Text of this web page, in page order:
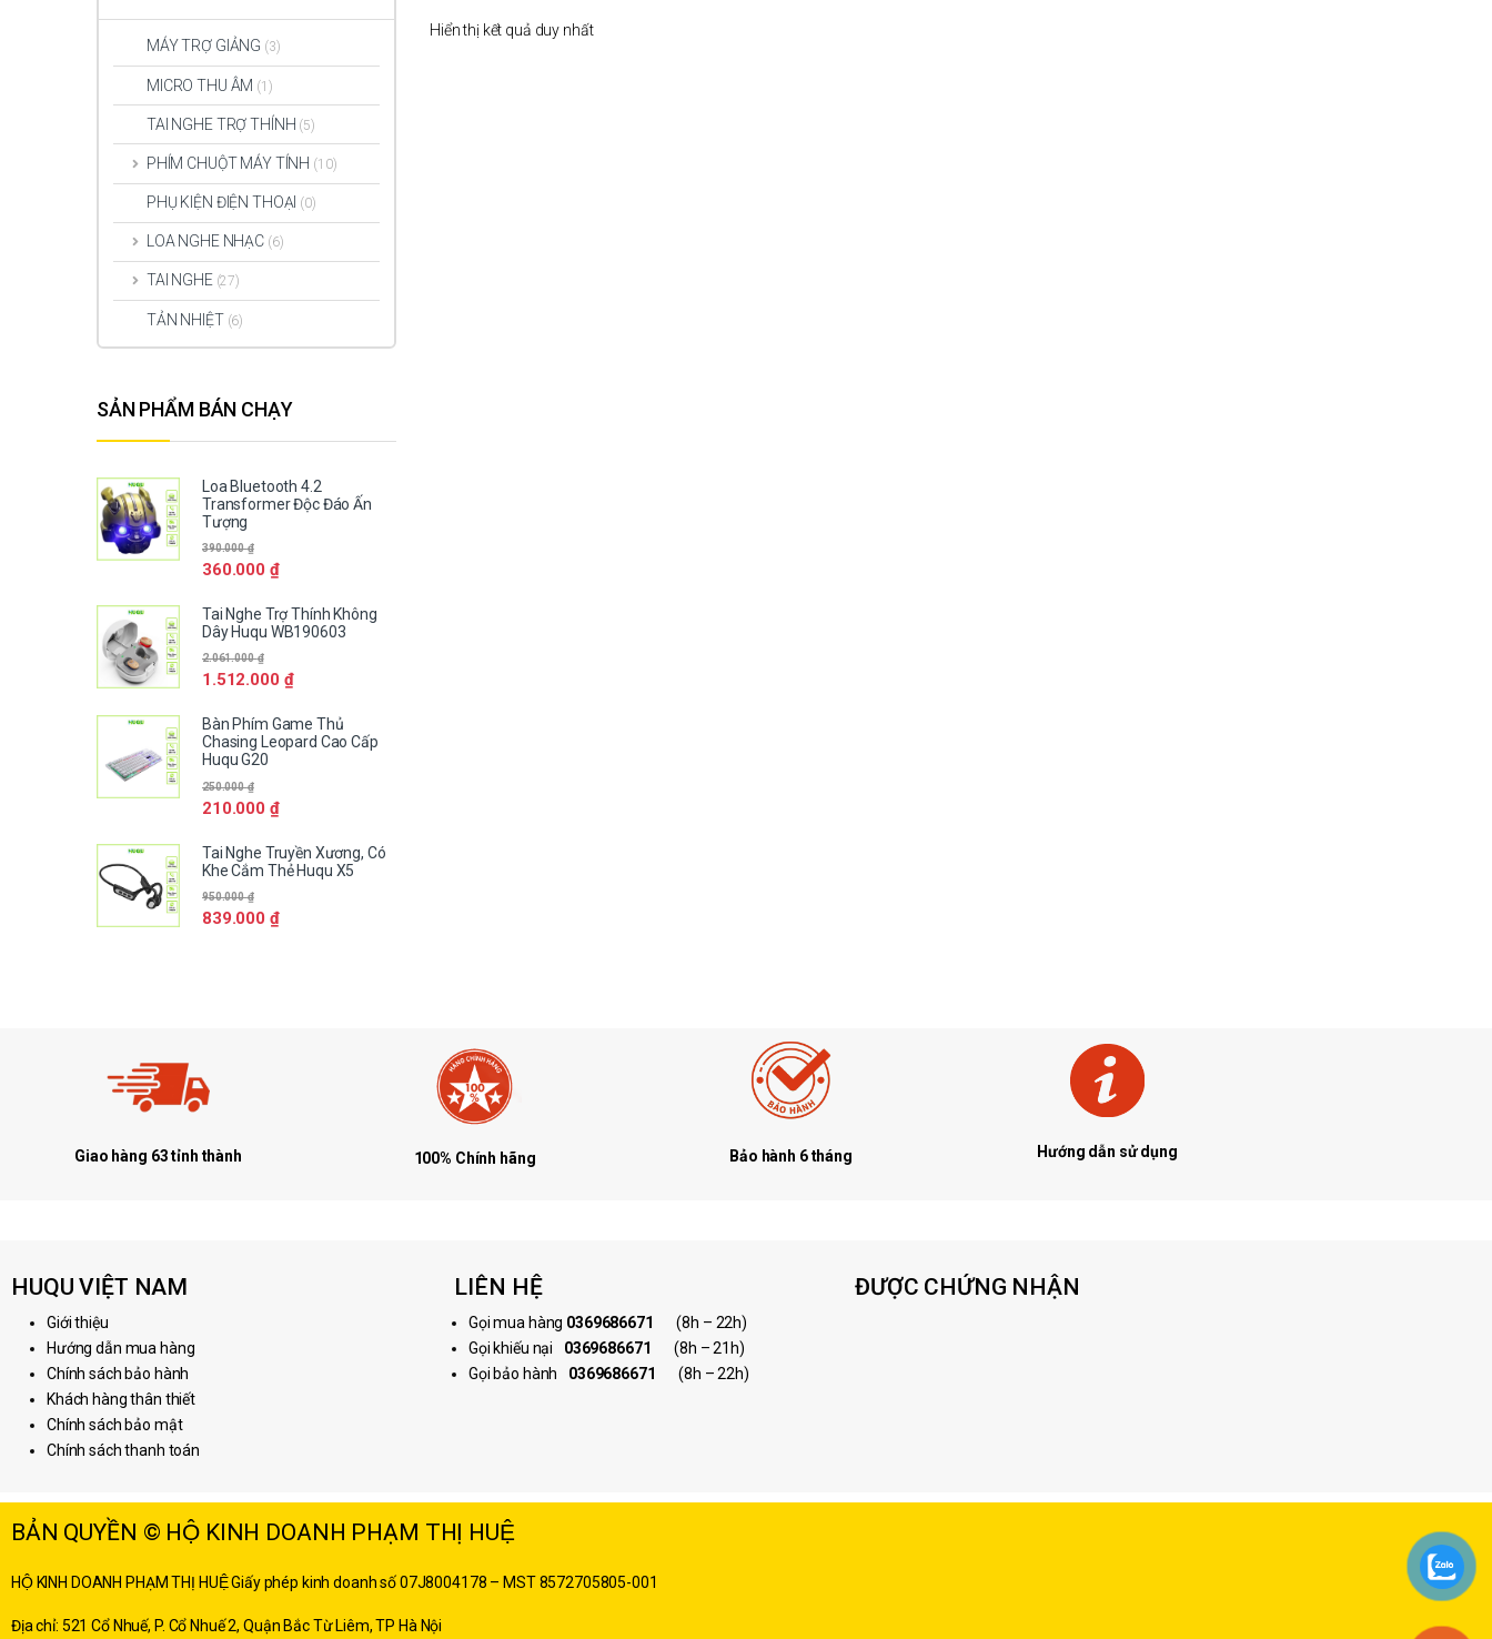
Hiển thị kết quả duy nhất
MÁY TRỢ GIẢNG (3)
MICRO THU ÂM (1)
TAI NGHE TRỢ THÍNH (5)
PHÍM CHUỘT MÁY TÍNH (10)
PHỤ KIỆN ĐIỆN THOẠI (0)
LOA NGHE NHẠC (6)
TAI NGHE (27)
TẢN NHIỆT (6)
SẢN PHẨM BÁN CHẠY
Loa Bluetooth 4.2
Transformer Độc Đáo Ấn
Tượng
360.000 ₫
390.000₫
Tai Nghe Trợ Thính Không
Dây Huqu WB190603
1.512.000 ₫
2.061.000₫
Bàn Phím Game Thủ
Chasing Leopard Cao Cấp
Huqu G20
210.000 ₫
250.000₫
Tai Nghe Truyền Xương, Có
Khe Cắm Thẻ Huqu X5
839.000 ₫
950.000₫
Giao hàng 63 tỉnh thành 100% Chính hãng Bảo hành 6 tháng Hướng dẫn sử dụng
HUQU VIỆT NAM
Giới thiệu
Hướng dẫn mua hàng
Chính sách bảo hành
Khách hàng thân thiết
Chính sách bảo mật
Chính sách thanh toán
LIÊN HỆ
Gọi mua hàng 0369686671
(8h – 22h)
Gọi khiếu nại 0369686671 (8h – 21h)
Gọi bảo hành 0369686671 (8h – 22h)
ĐƯỢC CHỨNG NHẬN
BẢN QUYỀN © HỘ KINH DOANH PHẠM THỊ HUỆ
HỘ KINH DOANH PHẠM THỊ HUỆGiấy phép kinh doanh số 07J8004178 – MST8572705805-001
Địa chỉ: 521 Cổ Nhuế, P. Cổ Nhuế 2, Quận Bắc Từ Liêm, TP Hà Nội